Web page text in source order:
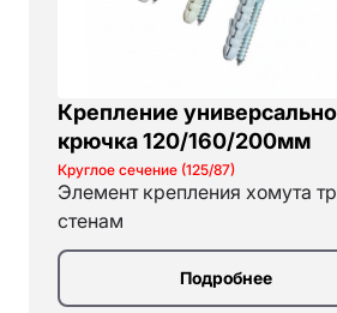
Крепление
крючка 120/160/200мм
Круглое сечение (125/87)
Элемент крепления хомута
стенам
Подробнее